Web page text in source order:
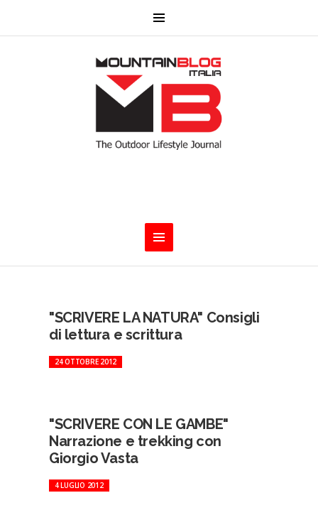
"SCRIVERE LA NATURA" Consigli
di lettura e scrittura
24 OTTOBRE 2012
"SCRIVERE CON LE GAMBE"
Narrazione e trekking con
Giorgio Vasta
4 LUGLIO 2012